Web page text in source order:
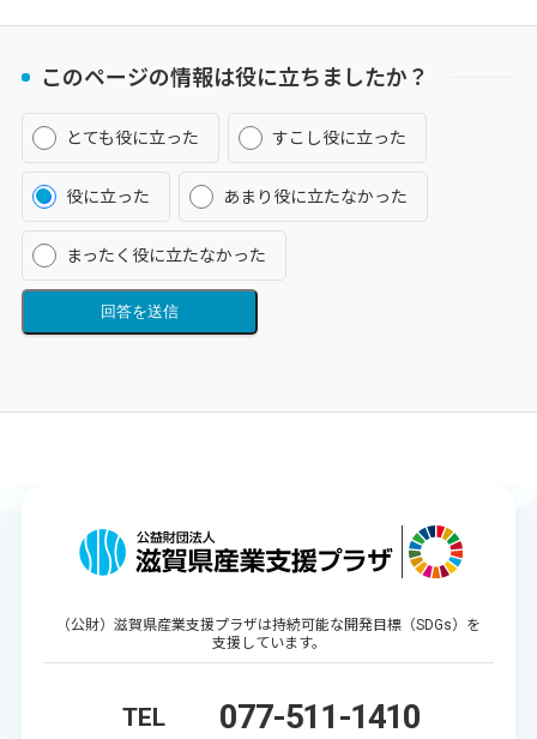
このページの情報は役に立ちましたか？
とても役に立った すこし役に立った
役に立った あまり役に立たなかった
まったく役に立たなかった
回答を送信
（公財）滋賀県産業支援プラザは持続可能な開発目標（SDGs）を
支援しています。
TEL 077-511-1410